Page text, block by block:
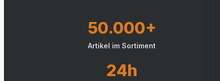
50.000+
Artikel im Sortiment
24h